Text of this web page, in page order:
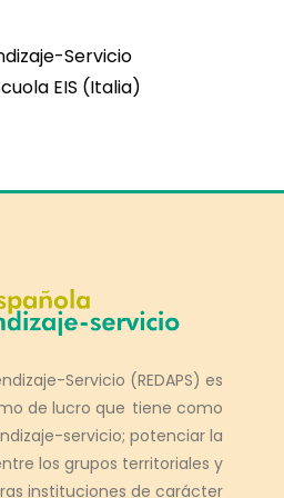
Servicio
EIS (Italia)
Servicio (REDAPS) es
de lucro que tiene como
servicio; potenciar la
los grupos territoriales y
instituciones de carácter